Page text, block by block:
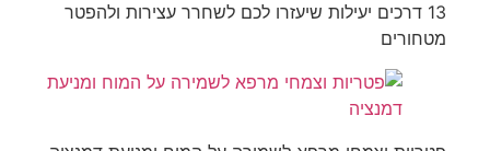
13 דרכים יעילות שיעזרו לכם לשחרר עצירות ולהפטר
מטחורים